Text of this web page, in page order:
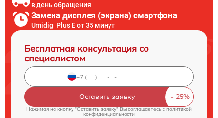
в день обращения
Замена дисплея (экрана) смартфона
Umidigi Plus E от 35 минут
Бесплатная консультация со
специалистом
Оставить заявку
Нажимая на кнопку "Оставить заявку" Вы соглашаетесь c политикой
конфиденциальности